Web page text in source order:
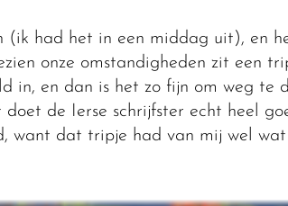
(ik had het in een middag uit), en
onze omstandigheden zit een
in, en dan is het zo fijn om weg te
de Ierse schrijfster echt heel
want dat tripje had van mij wel